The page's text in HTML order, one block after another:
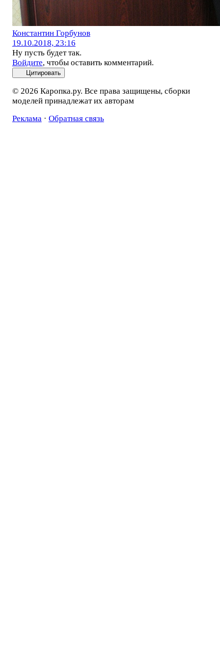
Константин Горбунов
19.10.2018, 23:16
Ну пусть будет так.
Войдите, чтобы оставить комментарий.
Цитировать
© 2026 Каропка.ру. Все права защищены, сборки
моделей принадлежат их авторам
Реклама· Обратная связь